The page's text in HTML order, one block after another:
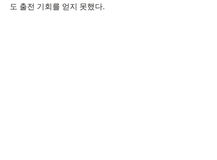
도 출전 기회를 얻지 못했다.